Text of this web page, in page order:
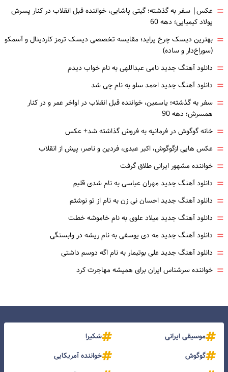
= عکس| سفر به گذشته؛ گیتی پاشایی، خواننده قبل انقلاب در کنار پسرش
پولاد کیمیایی؛ دهه 60
= بهترین دیسک چرخ پراید؛ مقایسه تخصصی دیسک ترمز کاردینال و آسمکو
(سوراخ‌دار و ساده)
= دانلود آهنگ جدید نامی عبداللهی به نام خواب دیدم
= دانلود آهنگ جدید احمد سلو به نام چی شد
= سفر به گذشته؛ یاسمین، خواننده قبل انقلاب در اواخر عمر و در کنار
همسرش؛ دهه 90
= خانه گوگوش در فرمانیه به فروش گذاشته شد+ عکس
= عکس هایی ازگوگوش، اکبر عبدی، فردین و ناصر، پیش از انقلاب
= خواننده مشهور ایرانی طلاق گرفت
= دانلود آهنگ جدید مهران عباسی به نام شدی قلبم
= دانلود آهنگ جدید احسان نی زن به نام از تو نوشتم
= دانلود آهنگ جدید میلاد علوی به نام خاموشه خطت
= دانلود آهنگ جدید مه دی یوسفی به نام ریشه در وابستگی
= دانلود آهنگ جدید علی بوتیمار به نام اگه دوسم داشتی
= خواننده سرشناس ایران برای همیشه مهاجرت کرد
موسیقی ایرانی
شکیرا
گوگوش
خواننده آمریکایی